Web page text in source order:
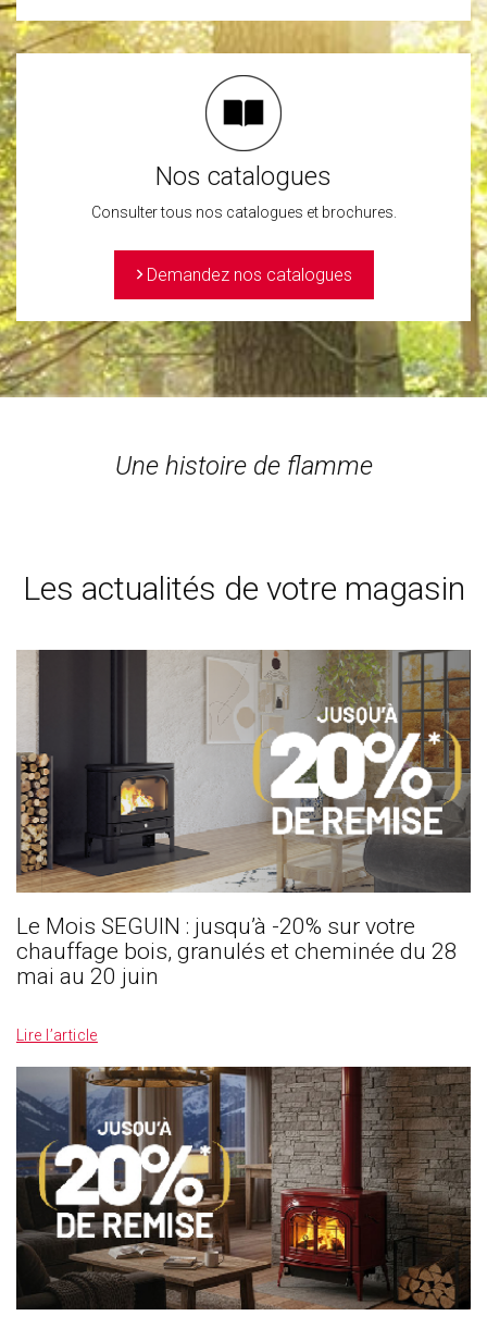
Nos catalogues
Consulter tous nos catalogues et brochures.
> Demandez nos catalogues
Une histoire de flamme
Les actualités de votre magasin
Le Mois SEGUIN : jusqu’à -20% sur votre
chauffage bois, granulés et cheminée du 28
mai au 20 juin
Lire l’article